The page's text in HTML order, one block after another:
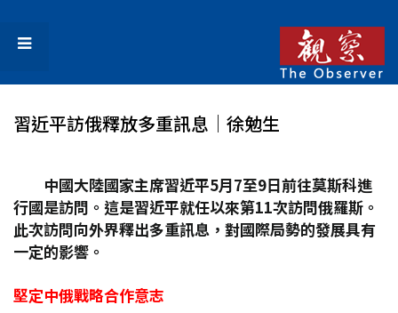
習近平訪俄釋放多重訊息│徐勉生
中國大陸國家主席習近平5月7至9日前往莫斯科進
行國是訪問。這是習近平就任以來第11次訪問俄羅斯。
此次訪問向外界釋出多重訊息，對國際局勢的發展具有
一定的影響。
堅定中俄戰略合作意志